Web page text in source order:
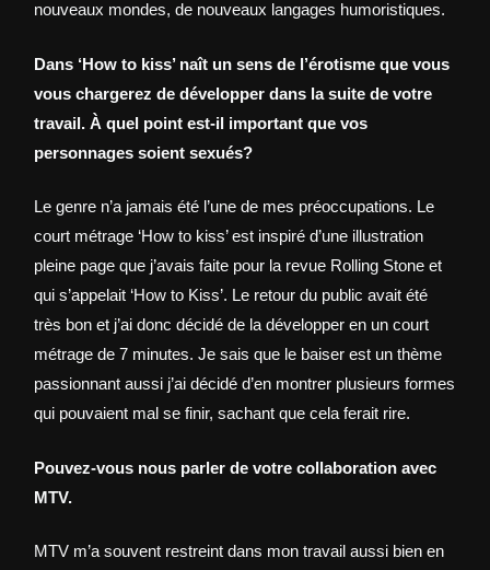
nouveaux mondes, de nouveaux langages humoristiques.
Dans ‘How to kiss’ naît un sens de l’érotisme que vous
vous chargerez de développer dans la suite de votre
travail. À quel point est-il important que vos
personnages soient sexués?
Le genre n’a jamais été l’une de mes préoccupations. Le
court métrage ‘How to kiss’ est inspiré d’une illustration
pleine page que j’avais faite pour la revue Rolling Stone et
qui s’appelait ‘How to Kiss’. Le retour du public avait été
très bon et j’ai donc décidé de la développer en un court
métrage de 7 minutes. Je sais que le baiser est un thème
passionnant aussi j’ai décidé d’en montrer plusieurs formes
qui pouvaient mal se finir, sachant que cela ferait rire.
Pouvez-vous nous parler de votre collaboration avec
MTV.
MTV m’a souvent restreint dans mon travail aussi bien en